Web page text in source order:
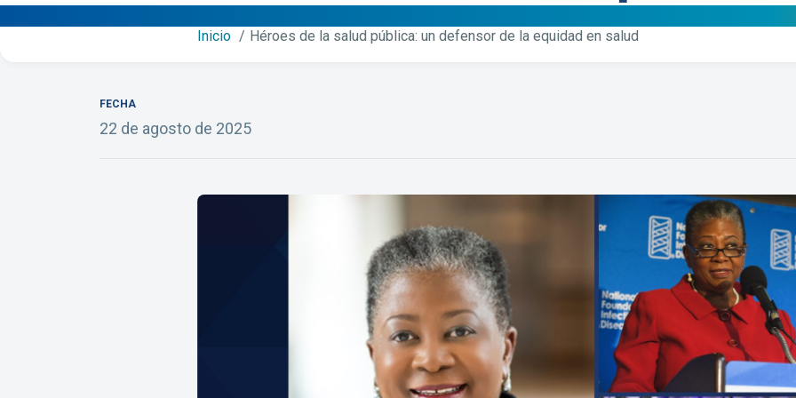
Inicio Héroes de la salud pública: un defensor de la equidad en salud
FECHA
22 de agosto de 2025